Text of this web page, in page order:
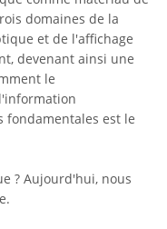
domaines de la
et de l'affichage
devenant ainsi une
le
fondamentales est le
? Aujourd'hui, nous